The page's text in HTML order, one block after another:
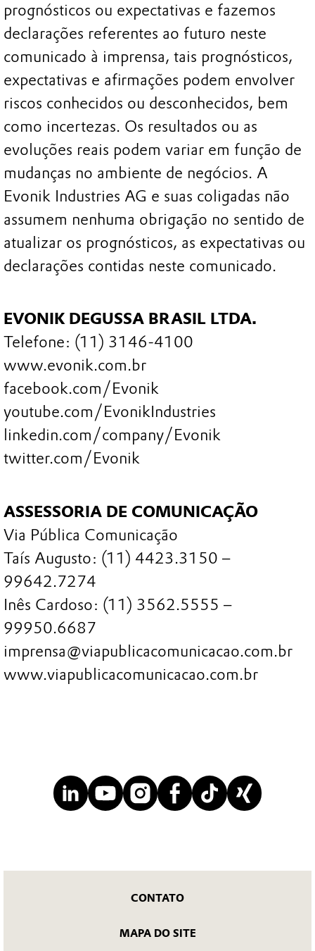
prognósticos ou expectativas e fazemos
declarações referentes ao futuro neste
comunicado à imprensa, tais prognósticos,
expectativas e afirmações podem envolver
riscos conhecidos ou desconhecidos, bem
como incertezas. Os resultados ou as
evoluções reais podem variar em função de
mudanças no ambiente de negócios. A
Evonik Industries AG e suas coligadas não
assumem nenhuma obrigação no sentido de
atualizar os prognósticos, as expectativas ou
declarações contidas neste comunicado.
EVONIK DEGUSSA BRASIL LTDA.
Telefone: (11) 3146-4100
www.evonik.com.br
facebook.com/Evonik
youtube.com/EvonikIndustries
linkedin.com/company/Evonik
twitter.com/Evonik
ASSESSORIA DE COMUNICAÇÃO
Via Pública Comunicação
Taís Augusto: (11) 4423.3150 –
99642.7274
Inês Cardoso: (11) 3562.5555 –
99950.6687
imprensa@viapublicacomunicacao.com.br
www.viapublicacomunicacao.com.br
CONTATO
MAPA DO SITE